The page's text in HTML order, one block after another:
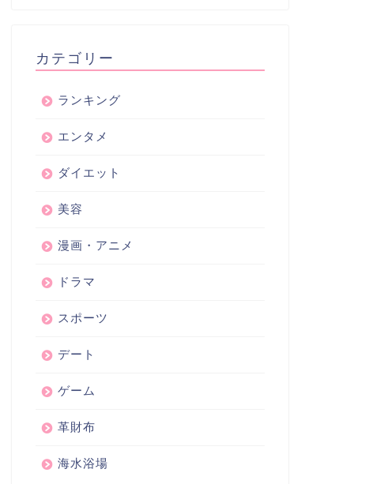
カテゴリー
ランキング
エンタメ
ダイエット
美容
漫画・アニメ
ドラマ
スポーツ
デート
ゲーム
革財布
海水浴場